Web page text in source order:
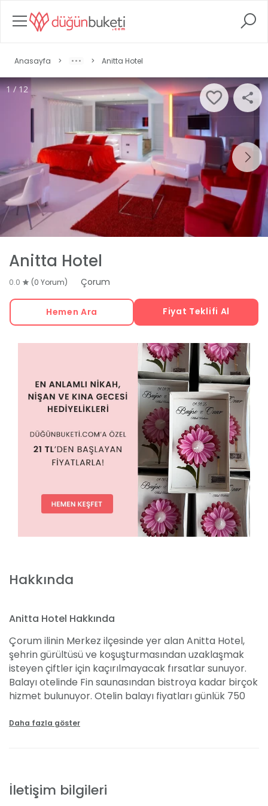
Anasayfa > > Anitta Hotel
1 / 12
Anitta Hotel
0.0 (0 Yorum) Çorum
Hemen Ara Fiyat Teklifi Al
Hakkında
Anitta Hotel Hakkında
Çorum ilinin Merkez ilçesinde yer alan Anitta Hotel,
şehrin gürültüsü ve koşuşturmasından uzaklaşmak
isteyen çiftler için kaçırılmayacak fırsatlar sunuyor.
Balayı otelinde Fin saunasından bistroya kadar birçok
hizmet bulunuyor. Otelin balayı fiyatları günlük 750
olarak ikiye ayrılıyor. Tatilinizi en iyi şekilde geçirmeniz
belirli günlerinde canlı müzik, bilardo, fitness ve yoga
Daha fazla göster
İletişim bilgileri